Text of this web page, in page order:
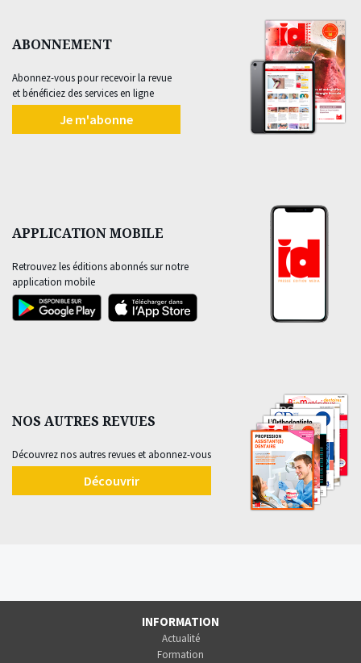
ABONNEMENT
Abonnez-vous pour recevoir la revue
et bénéficiez des services en ligne
Je m'abonne
APPLICATION MOBILE
Retrouvez les éditions abonnés sur notre
application mobile
NOS AUTRES REVUES
Découvrez nos autres revues et abonnez-vous
Découvrir
INFORMATION
Actualité
Formation